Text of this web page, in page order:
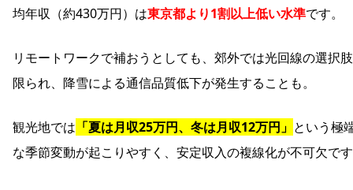
均年収（約430万円）は東京都より1割以上低い水準です。
リモートワークで補おうとしても、郊外では光回線の選択
限られ、降雪による通信品質低下が発生することも。
観光地では 「夏は月収25万円、冬は月収12万円」 という極
な季節変動が起こりやすく、安定収入の複線化が不可欠で